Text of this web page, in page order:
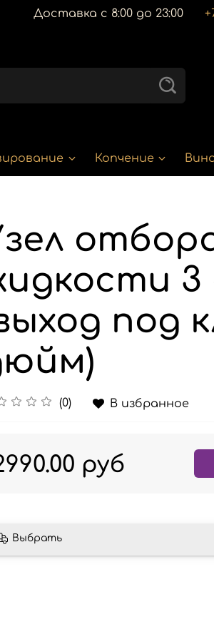
Доставка с 8:00 до 23:00
Копчение
под
(0) В избранное
руб
Выбрать